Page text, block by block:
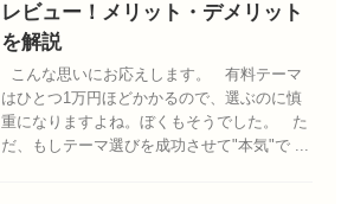
レビュー！メリット・デメリット
を解説
こんな思いにお応えします。 有料テーマ
はひとつ1万円ほどかかるので、選ぶのに慎
重になりますよね。ぼくもそうでした。 た
だ、もしテーマ選びを成功させて"本気"で ...